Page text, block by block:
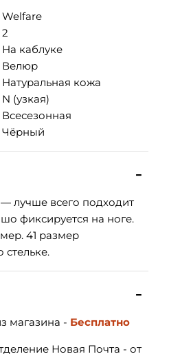
Welfare
2
На каблуке
Велюр
Натуральная кожа
N (узкая)
Всесезонная
Чёрный
лучше всего подходит
фиксируется на ноге.
41 размер
стельке.
магазина - Бесплатно
Новая Почта - от